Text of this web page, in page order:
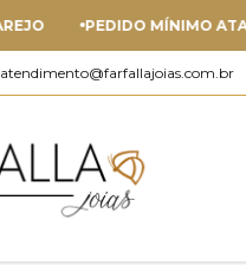
PEDIDO MÍNIMO
atendimento@farfallajoias.com.br